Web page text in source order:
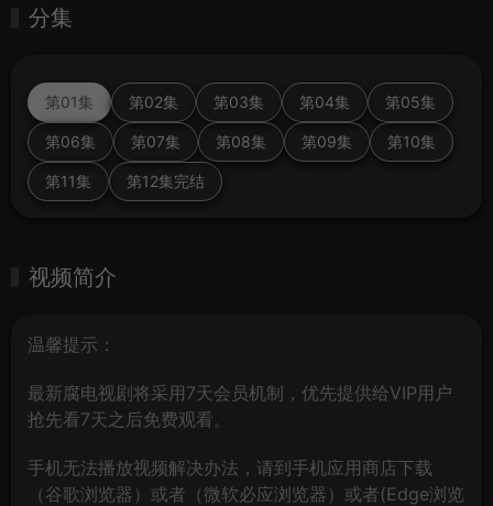
分集
第01集 第02集 第03集 第04集 第05集
第06集 第07集 第08集 第09集 第10集
第11集 第12集完结
视频简介
温馨提示：
最新腐电视剧将采用7天会员机制，优先提供给VIP用户
抢先看7天之后免费观看。
手机无法播放视频解决办法，请到手机应用商店下载
（谷歌浏览器）或者（微软必应浏览器）或者(Edge浏览